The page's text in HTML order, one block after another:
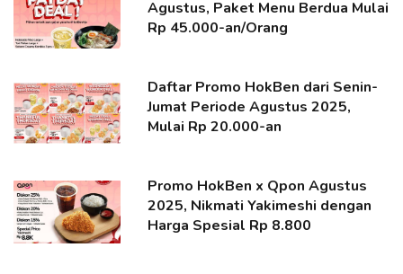
Agustus, Paket Menu Berdua Mulai
Rp 45.000-an/Orang
Daftar Promo HokBen dari Senin-
Jumat Periode Agustus 2025,
Mulai Rp 20.000-an
Promo HokBen x Qpon Agustus
2025, Nikmati Yakimeshi dengan
Harga Spesial Rp 8.800